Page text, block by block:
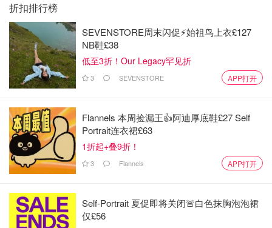
哦。 然后这款我觉得我很喜欢的一点 这款是个按压头的一
个设计。这个设计超棒的。 第一次用的时候估量错误 一下
子按了3泵 真的是太多了。 延展性超好 。 一泵可以用全
脸。 涂完脸还能涂手手的那一种🫣🫣🫣🫣 吸收的话是这种
感觉： 就是涂上脸 然后呢 等3秒 会感觉脸部微微紧绷。 然
后紧绷感后 你去摸你的脸感觉一秒吸收进去了。就感觉灰
常的神奇。
总结：总结来说这几款我都灰常的喜欢。 lamer和神仙水是
我会一直回购的。 LP的精华水就用完就可能不会在回购
了。 Nature Bisse这款就待定吧 。因为我比较喜欢尝试一
些不同的护肤品。
[飞吻R][飞吻R][飞吻R]
折扣排行榜
SEVENSTORE周末闪促⚡️始祖鸟上衣£127
NB鞋£38
低至3折！Our Legacy罕见折
3 SEVENSTORE APP打开
Flannels 本周捡漏王👍阿迪厚底鞋£27 Self
Portrait连衣裙£63
1折起+叠9折！
3 Flannels APP打开
Self-Portrait 夏促即将关闭🚨白色抹胸泡泡裙
仅£56